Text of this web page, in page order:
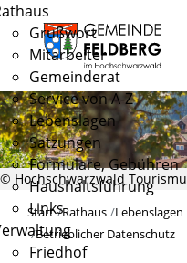
Grußwort
Mitarbeiter
Gemeinderat
Service von A-Z
Lebenslagen
Satzungen
Formulare, Gebühren
Haushaltsführung
Links
Friedhof
© Hochschwarzwald
Start Rathaus Lebenslagen
Betrieblicher Datenschutz